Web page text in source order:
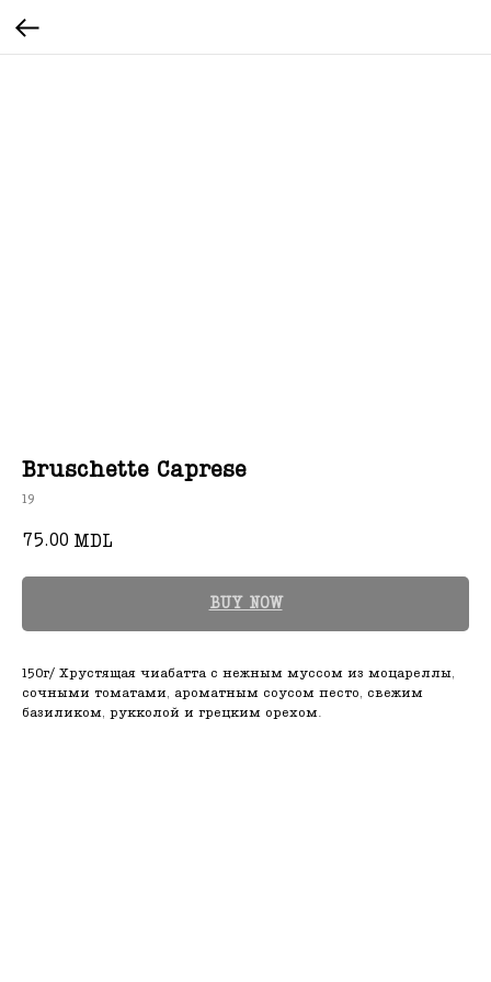
Bruschette Caprese
19
75.00 MDL
BUY NOW
150г/ Хрустящая чиабатта с нежным муссом из моцареллы,
сочными томатами, ароматным соусом песто, свежим
базиликом, рукколой и грецким орехом.